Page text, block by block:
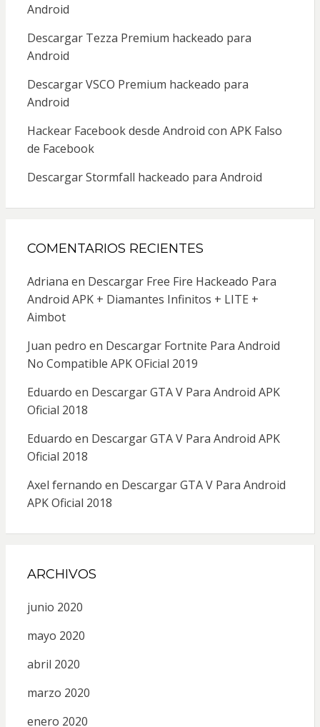
Android
Descargar Tezza Premium hackeado para
Android
Descargar VSCO Premium hackeado para
Android
Hackear Facebook desde Android con APK Falso
de Facebook
Descargar Stormfall hackeado para Android
COMENTARIOS RECIENTES
Adriana en Descargar Free Fire Hackeado Para
Android APK + Diamantes Infinitos + LITE +
Aimbot
Juan pedro en Descargar Fortnite Para Android
No Compatible APK OFicial 2019
Eduardo en Descargar GTA V Para Android APK
Oficial 2018
Eduardo en Descargar GTA V Para Android APK
Oficial 2018
Axel fernando en Descargar GTA V Para Android
APK Oficial 2018
ARCHIVOS
junio 2020
mayo 2020
abril 2020
marzo 2020
enero 2020